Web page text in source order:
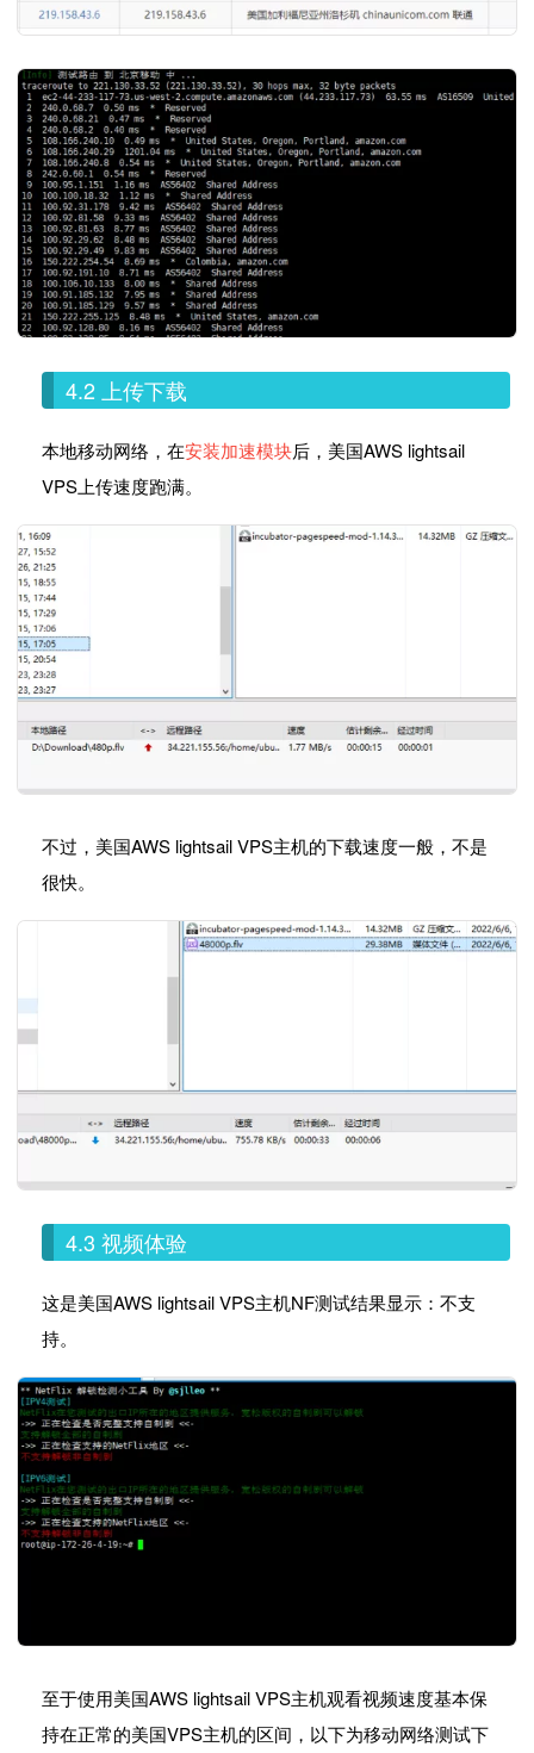
4.2 上传下载
本地移动网络，在安装加速模块后，美国AWS lightsail
VPS上传速度跑满。
不过，美国AWS lightsail VPS主机的下载速度一般，不是
很快。
4.3 视频体验
这是美国AWS lightsail VPS主机NF测试结果显示：不支
持。
至于使用美国AWS lightsail VPS主机观看视频速度基本保
持在正常的美国VPS主机的区间，以下为移动网络测试下